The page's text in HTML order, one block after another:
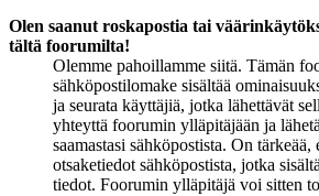
Olen saanut roskapostia tai
tältä foorumilta!
Olemme pahoillamme siitä. Tämän
sähköpostilomake sisältää
ja seurata käyttäjiä, jotka lähettävät
yhteyttä foorumin ylläpitäjään ja
saamastasi sähköpostista. On tärkeää,
otsaketiedot sähköpostista, jotka
tiedot. Foorumin ylläpitäjä voi sitten